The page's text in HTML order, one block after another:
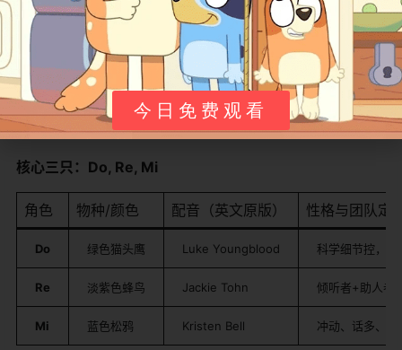
那本《The Mysterious Beat》绘本 Amazon 自营有售，
想做延伸阅读的可以一并入。
角色与故事
核心三只：Do, Re, Mi
角色 物种/颜色 配音（英文原版） 性格与团队定
Do 绿色猫头鹰 Luke Youngblood 科学细节控，"
Re 淡紫色蜂鸟 Jackie Tohn 倾听者+助人者
Mi 蓝色松鸦 Kristen Bell 冲动、话多、
今日免费观看